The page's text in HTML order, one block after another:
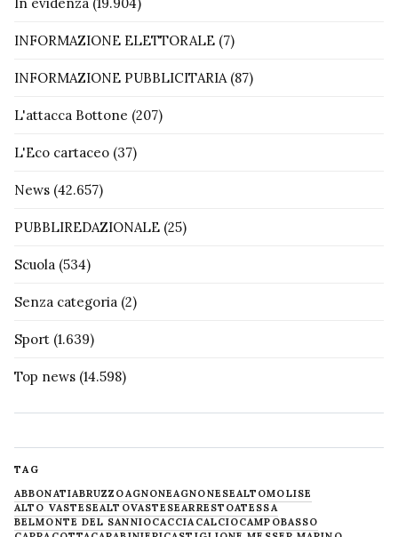
INFORMAZIONE ELETTORALE (7)
INFORMAZIONE PUBBLICITARIA (87)
L'attacca Bottone (207)
L'Eco cartaceo (37)
News (42.657)
PUBBLIREDAZIONALE (25)
Scuola (534)
Senza categoria (2)
Sport (1.639)
Top news (14.598)
TAG
ABBONATIABRUZZOAGNONEAGNONESEALTOMOLISE
ALTO VASTESEALTOVASTESEARRESTOATESSA
BELMONTE DEL SANNIOCACCIA CALCIOCAMPOBASSO